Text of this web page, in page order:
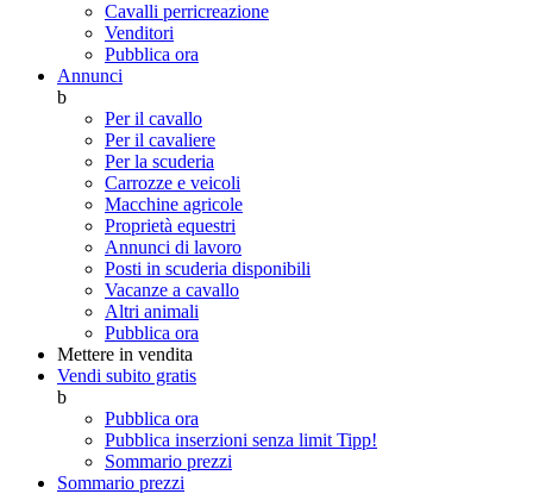
Cavalli perricreazione
Venditori
Pubblica ora
Annunci
b
Per il cavallo
Per il cavaliere
Per la scuderia
Carrozze e veicoli
Macchine agricole
Proprietà equestri
Annunci di lavoro
Posti in scuderia disponibili
Vacanze a cavallo
Altri animali
Pubblica ora
Mettere in vendita
Vendi subito gratis
b
Pubblica ora
Pubblica inserzioni senza limit Tipp!
Sommario prezzi
Sommario prezzi